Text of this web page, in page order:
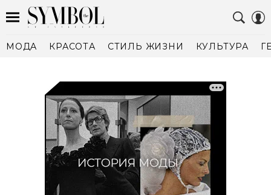
МОДА КРАСОТА СТИЛЬ ЖИЗНИ КУЛЬТУРА